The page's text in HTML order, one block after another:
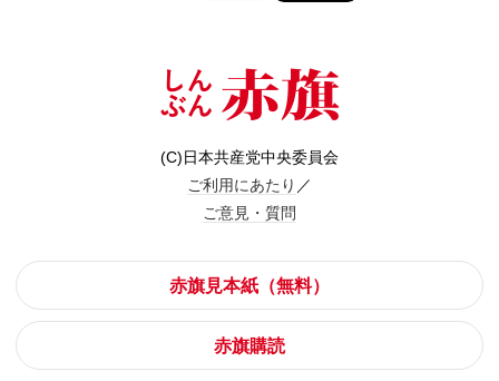
(C)日本共産党中央委員会
ご利用にあたり ／
ご意見・質問
赤旗見本紙（無料）
赤旗購読